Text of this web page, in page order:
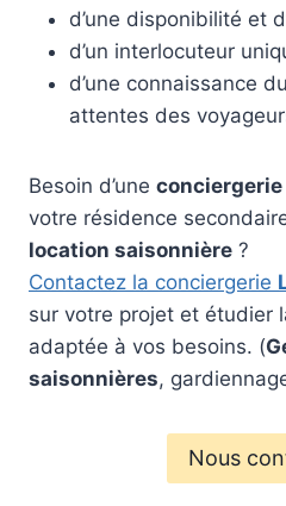
d’une disponibilité et
d’un interlocuteur
d’une connaissance
attentes des
Besoin d’une conciergerie
votre résidence
location saisonnière ?
Contactez la conciergerie
sur votre projet et étudier
adaptée à vos besoins. (
saisonnières,
Nous